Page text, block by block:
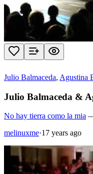
Julio Balmaceda, Agustina
Julio Balmaceda &
No hay tierra como la mia
melinuxme·17 years ago